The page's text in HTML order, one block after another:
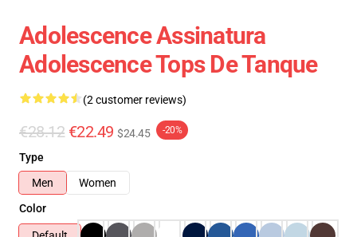
Adolescence Assinatura
Adolescence Tops De Tanque
(2 customer reviews)
€28.12 €22.49 $24.45 -20%
Type
Men
Women
Color